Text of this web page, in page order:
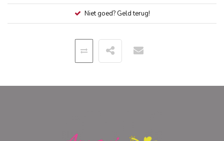
Niet goed? Geld terug!